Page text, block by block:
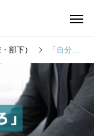
部下） 「自分で調べろ」と言われるのがうざいと感じる理由と対策